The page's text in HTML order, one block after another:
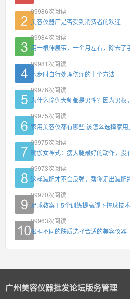
99986次阅读
美容仪器厂是否受到消费者的欢迎
99984次阅读
用一根伸展带，一个月左右，除去了
99981 次阅读
跑步时自行处理伤痛的十个方法
99976次阅读
为什么瑜伽大师都是男性？因为男
99975次阅读
家用美容仪都有哪些 该怎么选择家用
99975次阅读
瑜伽女神式：瘦大腿最好的动作，没
99973次阅读
这样减肥才不会反弹，帮你走出减肥
99970次阅读
足球教案丨5个训练提高脚下控球技术
99963次阅读
根据不同的肤质选择合适的美容仪器
广州美容仪器批发论坛版务管理